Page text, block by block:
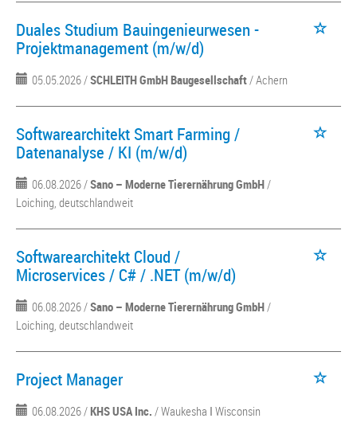
Duales Studium Bauingenieurwesen -
Projektmanagement (m/w/d)
05.05.2026 /SCHLEITH GmbH Baugesellschaft/ Achern
Softwarearchitekt Smart Farming /
Datenanalyse / KI (m/w/d)
06.08.2026 /Sano – Moderne Tierernährung GmbH/
Loiching, deutschlandweit
Softwarearchitekt Cloud /
Microservices / C# / .NET (m/w/d)
06.08.2026 /Sano – Moderne Tierernährung GmbH/
Loiching, deutschlandweit
Project Manager
06.08.2026 /KHS USA Inc. / Waukesha ǀ Wisconsin